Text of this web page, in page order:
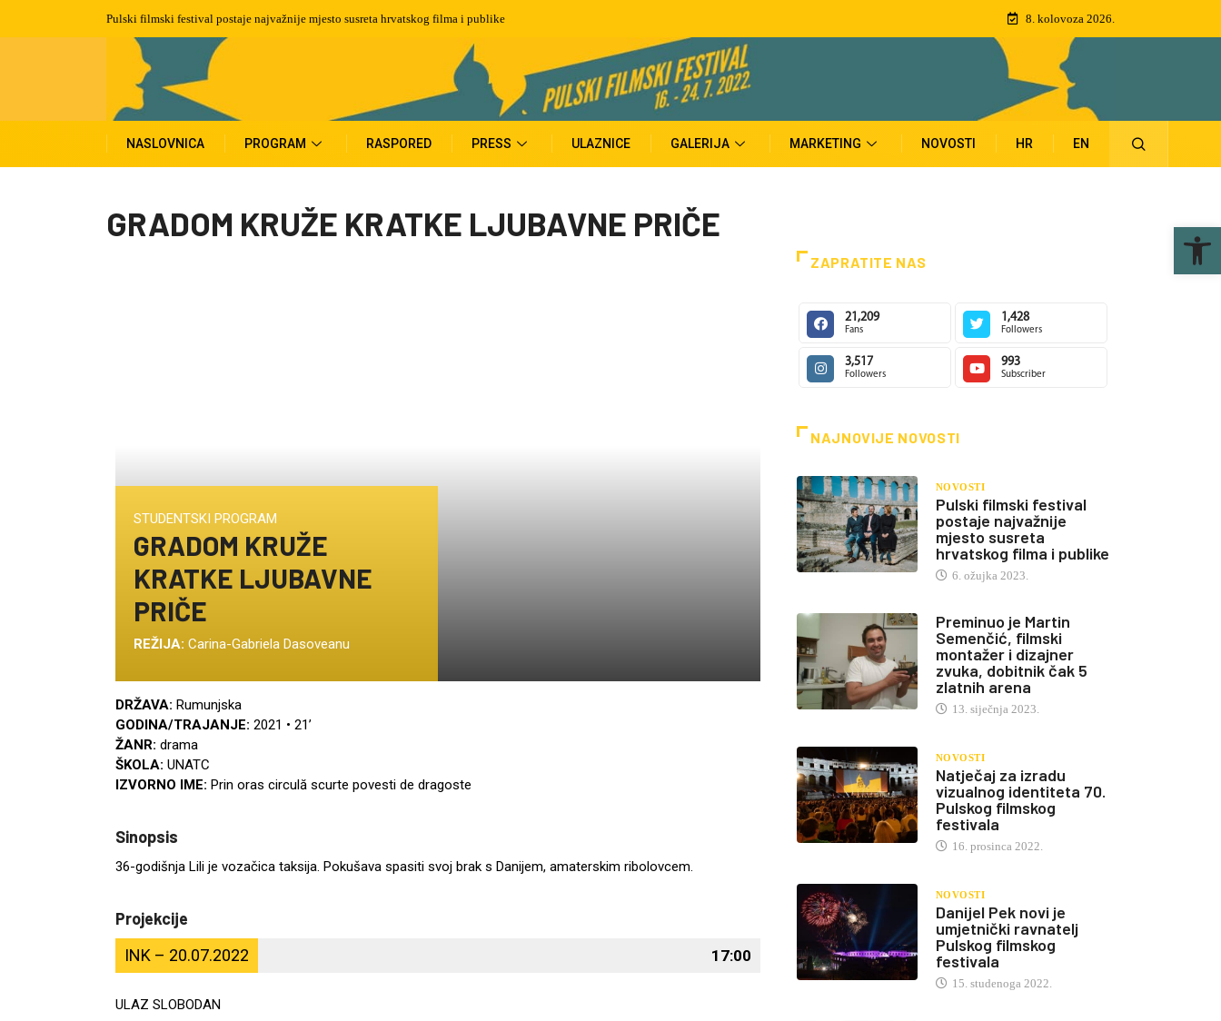
Pulski filmski festival postaje najvažnije mjesto susreta hrvatskog filma i publike 8. kolovoza 2026.
NASLOVNICA PROGRAM RASPORED PRESS ULAZNICE GALERIJA MARKETING NOVOSTI HR EN
GRADOM KRUŽE KRATKE LJUBAVNE PRIČE
STUDENTSKI PROGRAM
GRADOM KRUŽE
KRATKE LJUBAVNE
PRIČE
REŽIJA: Carina-Gabriela Dasoveanu
DRŽAVA: Rumunjska
GODINA/TRAJANJE: 2021 • 21’
ŽANR: drama
ŠKOLA: UNATC
IZVORNO IME: Prin oras circulă scurte povesti de dragoste
Sinopsis
36-godišnja Lili je vozačica taksija. Pokušava spasiti svoj brak s Danijem, amaterskim ribolovcem.
Projekcije
INK – 20.07.2022 17:00
ULAZ SLOBODAN
ZAPRATITE NAS
21,209
Fans
1,428
Followers
3,517
Followers
993
Subscriber
NAJNOVIJE NOVOSTI
NOVOSTI
Pulski filmski festival
postaje najvažnije
mjesto susreta
hrvatskog filma i publike
6. ožujka 2023.
Preminuo je Martin
Semenčić, filmski
montažer i dizajner
zvuka, dobitnik čak 5
zlatnih arena
13. siječnja 2023.
NOVOSTI
Natječaj za izradu
vizualnog identiteta 70.
Pulskog filmskog
festivala
16. prosinca 2022.
NOVOSTI
Danijel Pek novi je
umjetnički ravnatelj
Pulskog filmskog
festivala
15. studenoga 2022.